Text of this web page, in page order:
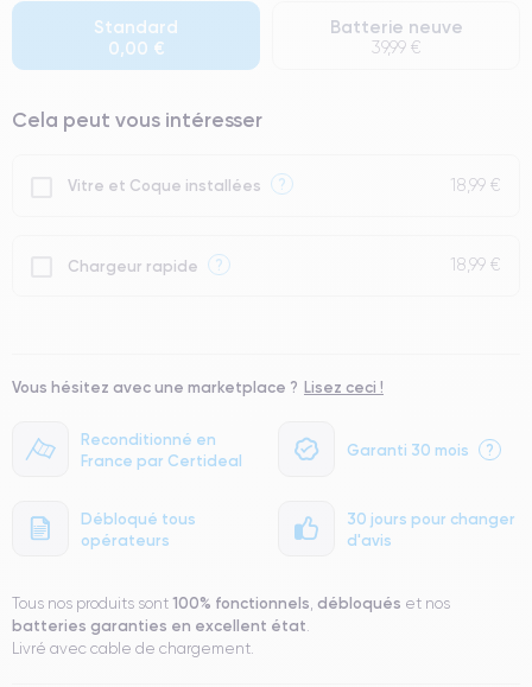
Reconditionné en
France par Certideal
Garanti 30 mois ?
Débloqué tous
opérateurs
30 jours pour changer
d'avis
● Batterie : usage intensif.
● Seuls 5% de nos téléphones ont un grade Premium.
Standard
0,00 €
Batterie neuve
39,99 €
Cela peut vous intéresser
Vitre et Coque installées ? 18,99 €
Chargeur rapide ? 18,99 €
Vous hésitez avec une marketplace ? Lisez ceci !
Tous nos produits sont 100% fonctionnels, débloqués et nos
batteries garanties en excellent état.
Livré avec cable de chargement.